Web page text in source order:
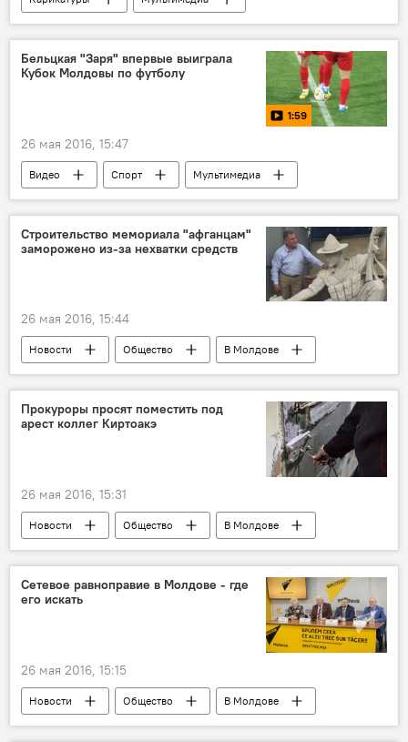
Новости
Бельцкая "Заря" впервые выиграла
Кубок Молдовы по футболу
1:59
26 мая 2016, 15:47
Видео Спорт
Мультимедиа
В Молдове
Кишинев
ФК "Милсами"
ФК "Заря"
Футбол
Строительство мемориала "афганцам"
заморожено из-за нехватки средств
26 мая 2016, 15:44
Новости Общество
В Молдове
Республика Молдова
Конгаз
Михаил Мокан
Союз ветеранов войны в Афганистане
Прокуроры просят поместить под
арест коллег Киртоакэ
26 мая 2016, 15:31
Новости Общество
В Молдове
Республика Молдова
прокурор
Сетевое равноправие в Молдове - где
его искать
26 мая 2016, 15:15
Новости Общество
В Молдове
Многонациональная Молдова